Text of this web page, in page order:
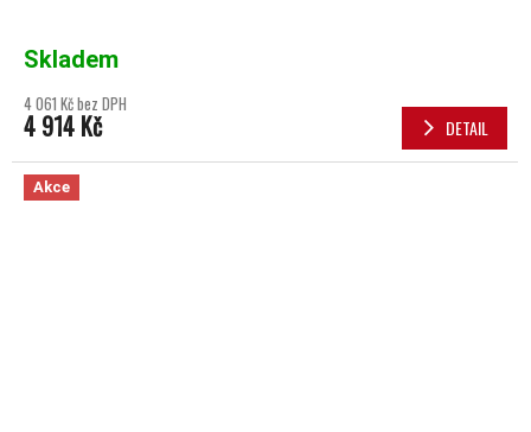
Skladem
4 061 Kč bez DPH
4 914 Kč DETAIL
Akce